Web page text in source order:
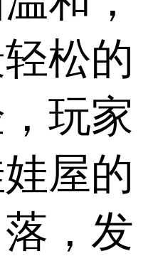
松的
玩家
屋的
，发